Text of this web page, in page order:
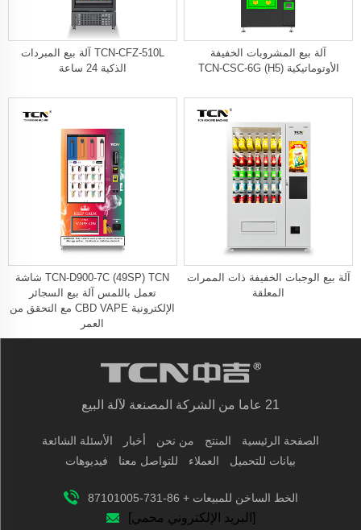
TCN-CFZ-510L آلة بيع المبردات
الذكية 24 ساعة
آلة بيع المشروبات الخفيفة
الأوتوماتيكية TCN-CSC-6G (H5)
TCN-D900-7C (49SP) TCN شاشة
تعمل باللمس آلة بيع السجائر
الإلكترونية CBD VAPE مع التحقق من
العمر
آلة بيع الوجبات الخفيفة ذات الممرات
المعلقة
21 عاما من الشركة المصنعة لآلة البيع
الصفحة الرئيسية المنتج من نحن أخبار
الأسئلة الشائعة
بيانات للتحميل
العملاء للتواصل معنا فيديوهات
الخط الساخن للمبيعات + 86-731-87101005
[البريد الإلكتروني محمي]